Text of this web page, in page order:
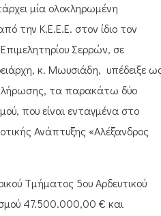
μία ολοκληρωμένη
την Κ.Ε.Ε.Ε. στον ίδιο τον
Σερρών, σε
κ. Μωυσιάδη, υπέδειξε
τα παρακάτω δύο
που είναι ενταγμένα στο
Ανάπτυξης «Αλέξανδρος
Τμήματος 5ου Αρδευτικού
47.500.000,00 € και